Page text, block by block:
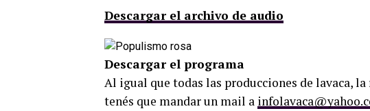
Descargar el archivo de audio
Descargar el programa
Al igual que todas las producciones de lavaca,
tenés que mandar un mail a